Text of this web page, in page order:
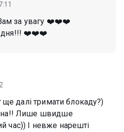
за увагу ❤️❤️❤️
дня!!! ❤️❤️❤️
ще далі тримати блокаду?)
Лише швидше
час)) І невже нарешті